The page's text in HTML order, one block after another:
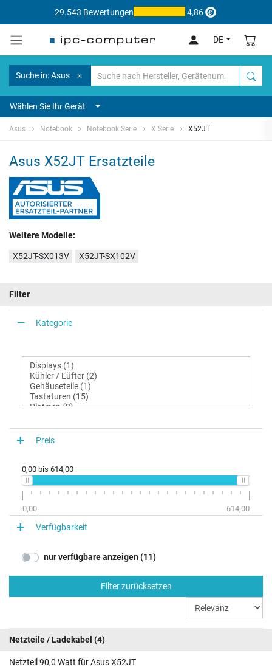
29.543 Bewertungen 4,86
DE
Suche in: Asus
Wählen Sie Ihr Gerät
Asus Notebook Notebook Serie X Serie X52JT
Asus X52JT Ersatzteile
Weitere Modelle:
X52JT-SX013V X52JT-SX102V
Filter
Kategorie
Preis
0,00 bis 614,00
0,00 614,00
Verfügbarkeit
nur verfügbare anzeigen (11)
Filter zurücksetzen
Netzteile / Ladekabel (4)
Netzteil 90,0 Watt für Asus X52JT